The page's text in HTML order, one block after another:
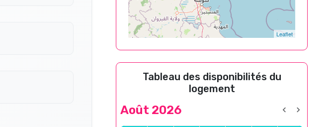
Leaflet
Tableau des disponibilités du
logement
Août 2026